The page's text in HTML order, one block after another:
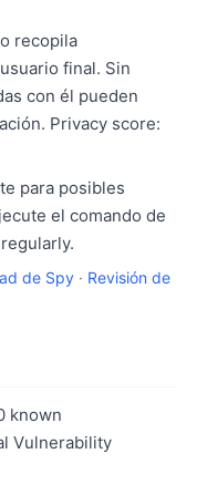
recopila
final. Sin
con él pueden
Privacy score:
para posibles
el comando de
de Spy · Revisión de
known
Vulnerability